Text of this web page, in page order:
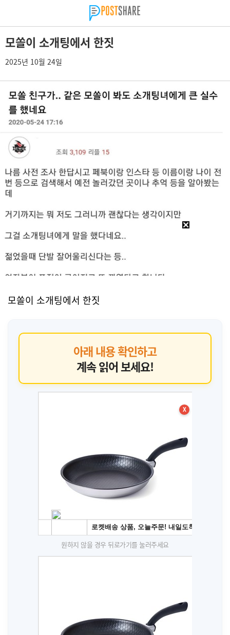
모쏠이 소개팅에서 한짓
2025년 10월 24일
모쏠이 소개팅에서 한짓
아래 내용 확인하고
계속 읽어 보세요!
X
원하지 않을 경우 뒤로가기를 눌러주세요